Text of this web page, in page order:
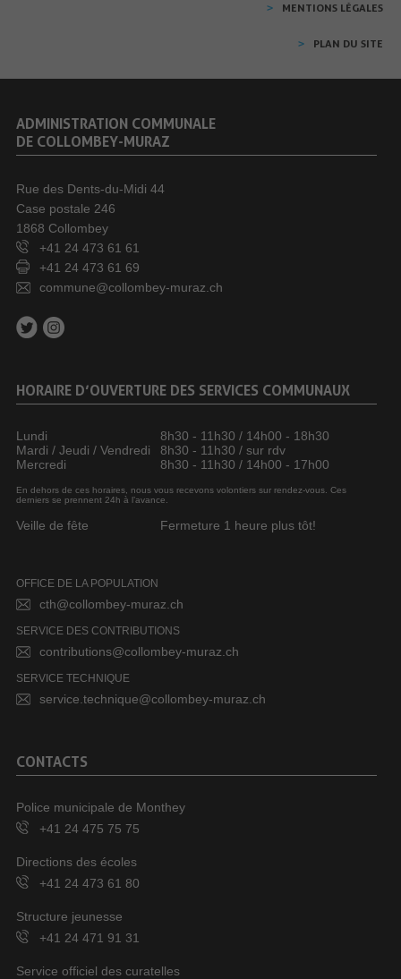
MENTIONS LÉGALES
PLAN DU SITE
ADMINISTRATION COMMUNALE
DE COLLOMBEY-MURAZ
Rue des Dents-du-Midi 44
Case postale 246
1868 Collombey
+41 24 473 61 61
+41 24 473 61 69
commune@collombey-muraz.ch
HORAIRE D’OUVERTURE DES SERVICES COMMUNAUX
Lundi
8h30 - 11h30 / 14h00 - 18h30
Mardi / Jeudi / Vendredi
8h30 - 11h30 / sur rdv
Mercredi
8h30 - 11h30 / 14h00 - 17h00
En dehors de ces horaires, nous vous recevons volontiers sur rendez-vous. Ces
derniers se prennent 24h à l’avance.
Veille de fête Fermeture 1 heure plus tôt!
OFFICE DE LA POPULATION
cth@collombey-muraz.ch
SERVICE DES CONTRIBUTIONS
contributions@collombey-muraz.ch
SERVICE TECHNIQUE
service.technique@collombey-muraz.ch
CONTACTS
Police municipale de Monthey
+41 24 475 75 75
Directions des écoles
+41 24 473 61 80
Structure jeunesse
+41 24 471 91 31
Service officiel des curatelles